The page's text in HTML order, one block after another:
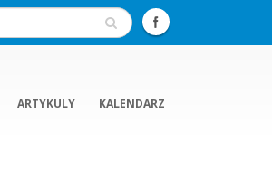
ARTYKULY KALENDARZ